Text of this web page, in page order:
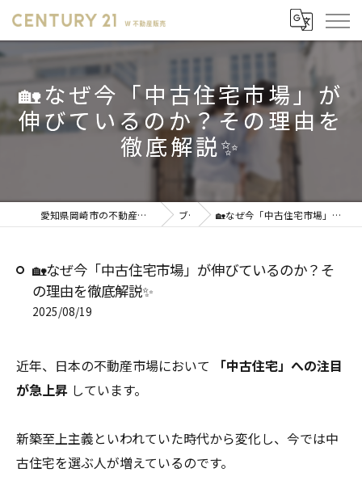
🏡なぜ今「中古住宅市場」が
伸びているのか？その理由を
徹底解説✨
愛知県岡崎市の不動産売却ならセンチュリー21 W不動産販売 ブログ 🏡なぜ今「中古住宅市場」が伸びているのか？その理由を徹底解説✨
🏡なぜ今「中古住宅市場」が伸びているのか？そ
の理由を徹底解説✨
2025/08/19
近年、日本の不動産市場において
「中古住宅」への注目
が急上昇 しています。
新築至上主義といわれていた時代から変化し、今では中
古住宅を選ぶ人が増えているのです。